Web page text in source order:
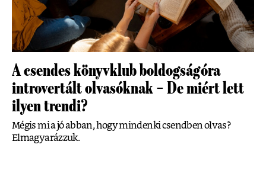
A csendes könyvklub boldogságóra
introvertált olvasóknak – De miért lett
ilyen trendi?
Mégis mi a jó abban, hogy mindenki csendben olvas?
Elmagyarázzuk.